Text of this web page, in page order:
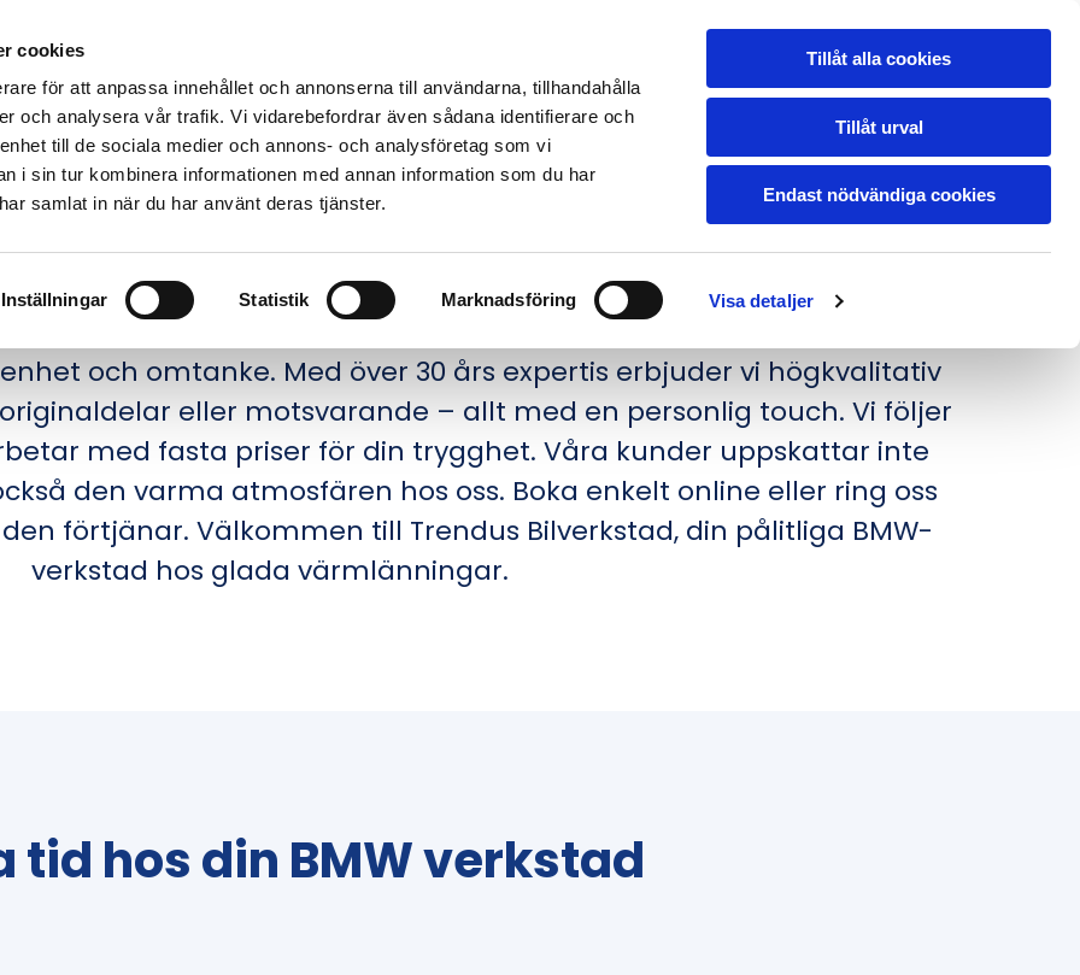
cookies
för att anpassa innehållet och annonserna till användarna, tillhandahålla
och analysera vår trafik. Vi vidarebefordrar även sådana identifierare och
till de sociala medier och annons- och analysföretag som vi
i sin tur kombinera informationen med annan information som du har
samlat in när du har använt deras tjänster.
Inställningar Statistik Marknadsföring Visa detaljer
Tillåt alla cookies
Tillåt urval
Endast nödvändiga cookies
Däckverkstad
Galleri Kontakt
Prisförfrågan
VERKSTAD I SUNNE / TRENDUS
och söker en bilverkstad som verkligen bryr sig? Hos Trendus
och omtanke. Med över 30 års expertis erbjuder vi högkvalitativ
eller motsvarande – allt med en personlig touch. Vi följer
med fasta priser för din trygghet. Våra kunder uppskattar inte
den varma atmosfären hos oss. Boka enkelt online eller ring oss
förtjänar. Välkommen till Trendus Bilverkstad, din pålitliga BMW-
verkstad hos glada värmlänningar.
tid hos din BMW verkstad